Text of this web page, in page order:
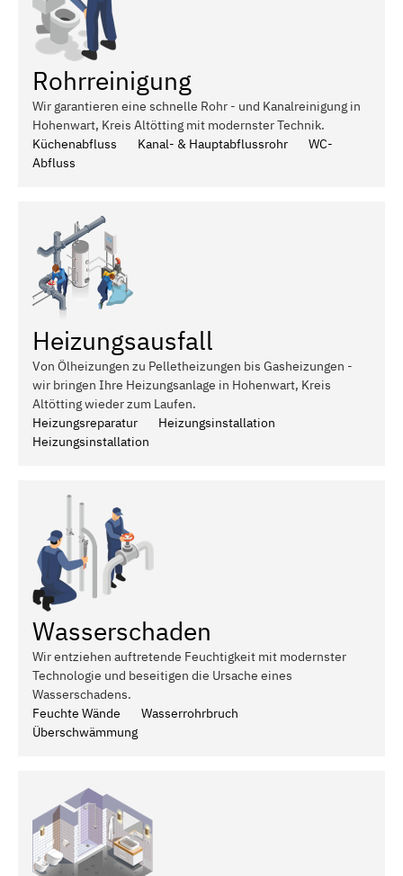
Rohrreinigung
Wir garantieren eine schnelle Rohr - und Kanalreinigung in
Hohenwart, Kreis Altötting mit modernster Technik.
Küchenabfluss
Kanal- & Hauptabflussrohr
WC-
Abfluss
Heizungsausfall
Von Ölheizungen zu Pelletheizungen bis Gasheizungen -
wir bringen Ihre Heizungsanlage in Hohenwart, Kreis
Altötting wieder zum Laufen.
Heizungsreparatur
Heizungsinstallation
Heizungsinstallation
Wasserschaden
Wir entziehen auftretende Feuchtigkeit mit modernster
Technologie und beseitigen die Ursache eines
Wasserschadens.
Feuchte Wände
Wasserrohrbruch
Überschwämmung